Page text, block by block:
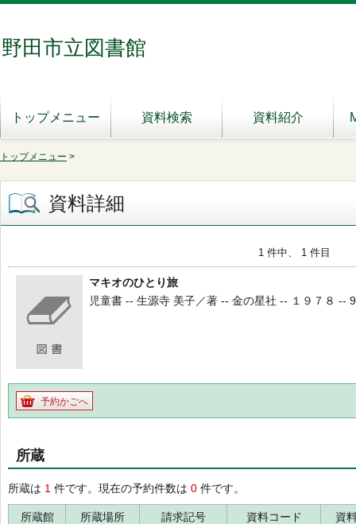
野田市立図書館
トップメニュー 資料検索 資料紹介
トップメニュー >
資料詳細
1 件中、 1 件目
マキオのひとり旅
児童書 -- 生源寺 美子／著 -- 金の星社 -- １９７８ --
予約かごへ
所蔵
所蔵は 1 件です。現在の予約件数は 0 件です。
所蔵館 所蔵場所 請求記号 資料コード 資